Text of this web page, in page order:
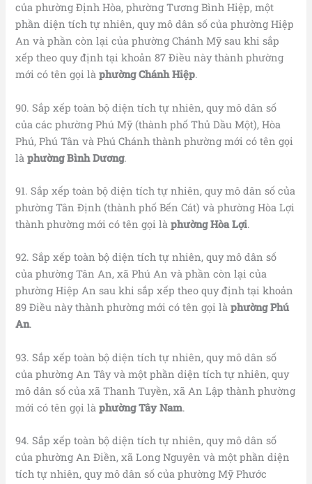
của phường Định Hòa, phường Tương Bình Hiệp, một
phần diện tích tự nhiên, quy mô dân số của phường Hiệp
An và phần còn lại của phường Chánh Mỹ sau khi sắp
xếp theo quy định tại khoản 87 Điều này thành phường
mới có tên gọi làphường Chánh Hiệp.
90. Sắp xếp toàn bộ diện tích tự nhiên, quy mô dân số
của các phường Phú Mỹ (thành phố Thủ Dầu Một), Hòa
Phú, Phú Tân và Phú Chánh thành phường mới có tên gọi
làphường Bình Dương.
91. Sắp xếp toàn bộ diện tích tự nhiên, quy mô dân số của
phường Tân Định (thành phố Bến Cát) và phường Hòa Lợi
thành phường mới có tên gọi làphường Hòa Lợi.
92. Sắp xếp toàn bộ diện tích tự nhiên, quy mô dân số
của phường Tân An, xã Phú An và phần còn lại của
phường Hiệp An sau khi sắp xếp theo quy định tại khoản
89 Điều này thành phường mới có tên gọi làphường Phú
An.
93. Sắp xếp toàn bộ diện tích tự nhiên, quy mô dân số
của phường An Tây và một phần diện tích tự nhiên, quy
mô dân số của xã Thanh Tuyền, xã An Lập thành phường
mới có tên gọi làphường Tây Nam.
94. Sắp xếp toàn bộ diện tích tự nhiên, quy mô dân số
của phường An Điền, xã Long Nguyên và một phần diện
tích tự nhiên, quy mô dân số của phường Mỹ Phước